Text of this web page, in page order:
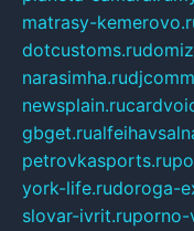
matrasy-
dotcustoms.ru
narasimha.ru
newsplain.ru
gbget.ru
petrovkasports.ru
york-life.rudoroga-
slovar-ivrit.ruporno-